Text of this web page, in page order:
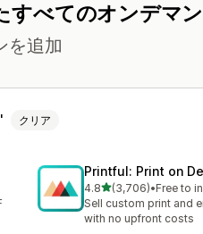
すべてのオンデマ
を追加
クリア
Printful: Print on
4.85つ星中
(3,706)
合計レビュー数：3706
•Free to
Sell custom print and
with no upfront costs